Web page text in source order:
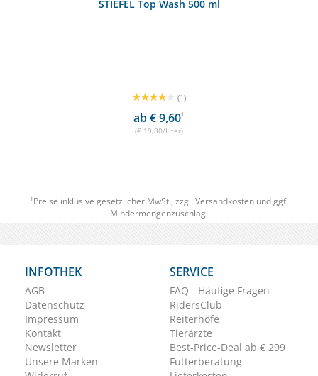
STIEFEL Top Wash 500 ml
(1)
ab € 9,601
(€ 19,80/Liter)
1 Preise inklusive gesetzlicher MwSt., zzgl. Versandkosten und ggf.
Mindermengenzuschlag.
INFOTHEK
AGB
Datenschutz
Impressum
Kontakt
Newsletter
Unsere Marken
SERVICE
FAQ - Häufige Fragen
RidersClub
Reiterhöfe
Tierärzte
Best-Price-Deal ab € 299
Futterberatung